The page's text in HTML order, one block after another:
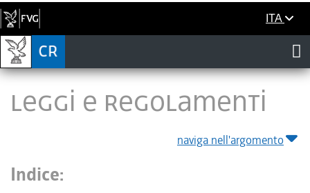
ITA
LEGGI E REGOLAMENTI
naviga nell'argomento
Indice: